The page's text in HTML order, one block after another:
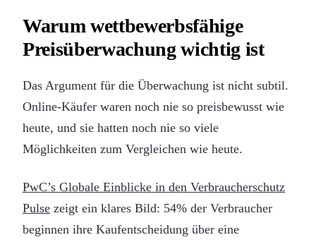
Warum wettbewerbsfähige
Preisüberwachung wichtig ist
Das Argument für die Überwachung ist nicht subtil.
Online-Käufer waren noch nie so preisbewusst wie
heute, und sie hatten noch nie so viele
Möglichkeiten zum Vergleichen wie heute.
PwC’s Globale Einblicke in den Verbraucherschutz
Pulse zeigt ein klares Bild: 54% der Verbraucher
beginnen ihre Kaufentscheidung über eine